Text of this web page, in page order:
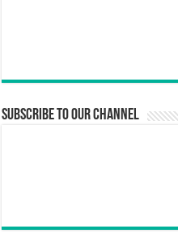
Subscribe to our Channel